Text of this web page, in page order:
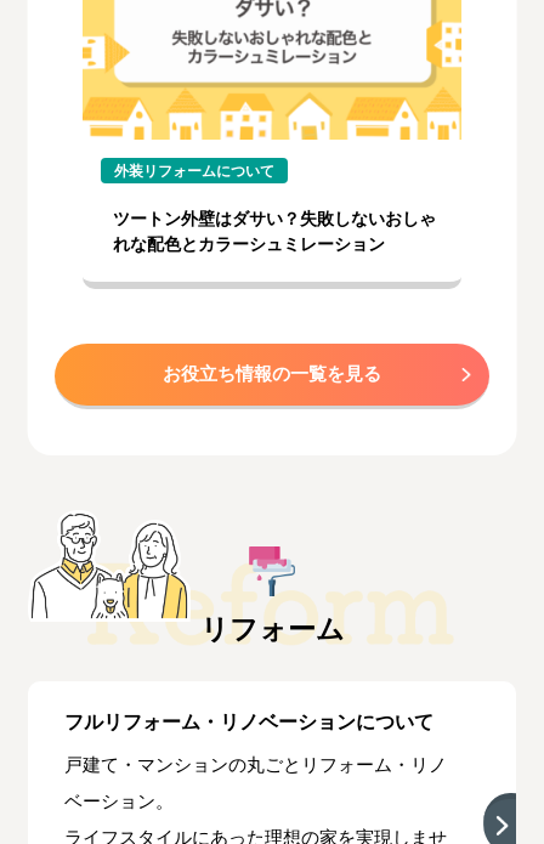
外装リフォームについて
ツートン外壁はダサい？失敗しないおしゃ
れな配色とカラーシュミレーション
お役立ち情報の一覧を見る
リフォーム
フルリフォーム・リノベーションについて
戸建て・マンションの丸ごとリフォーム・リノ
ベーション。
ライフスタイルにあった理想の家を実現しませ